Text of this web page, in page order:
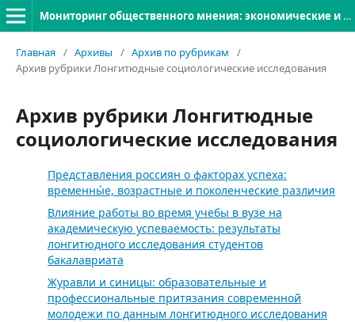
Мониторинг общественного мнения: экономические и социальные перемены
Главная / Архивы / Архив по рубрикам
/
Архив рубрики Лонгитюдные социологические исследования
Архив рубрики Лонгитюдные
социологические исследования
Представления россиян о факторах успеха:
временны́е, возрастные и поколенческие различия
Влияние работы во время учебы в вузе на
академическую успеваемость: результаты
лонгитюдного исследования студентов
бакалавриата
Журавли и синицы: образовательные и
профессиональные притязания современной
молодежи по данным лонгитюдного исследования